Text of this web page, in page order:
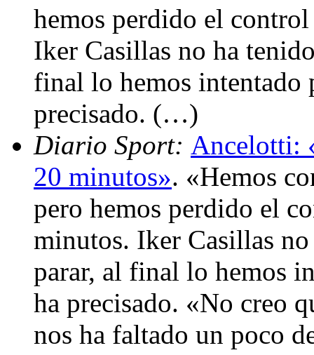
hemos perdido el
Iker Casillas no ha
final lo hemos intentado
precisado. (…)
Diario Sport: Ancelotti:
20 minutos». «Hemos
pero hemos perdido el
minutos. Iker Casillas
parar, al final lo hemos
ha precisado. «No creo
nos ha faltado un poco